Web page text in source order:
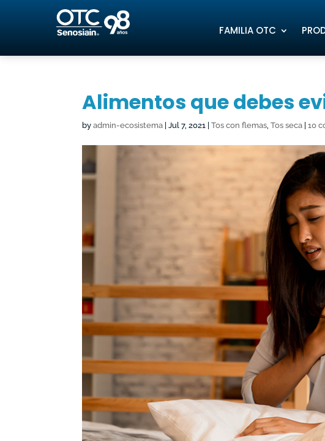
FAMILIA OTC
Alimentos que debes
byadmin-ecosistema |Jul 7, 2021 |Tos con flemas,Tos seca |10